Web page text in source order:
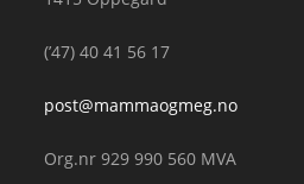
(’47) 40 41 56 17
post@mammaogmeg.no
Org.nr 929 990 560 MVA